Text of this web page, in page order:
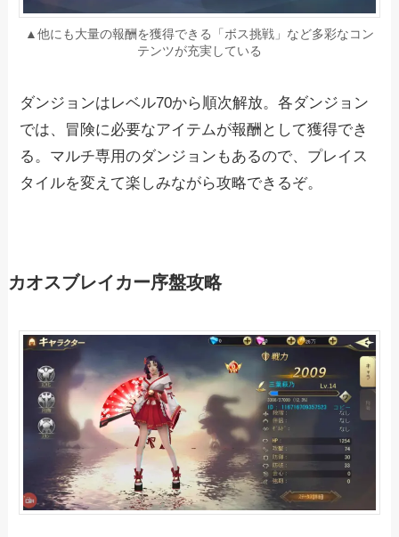
▲他にも大量の報酬を獲得できる「ボス挑戦」など多彩なコン
テンツが充実している
ダンジョンはレベル70から順次解放。各ダンジョン
では、冒険に必要なアイテムが報酬として獲得でき
る。マルチ専用のダンジョンもあるので、プレイス
タイルを変えて楽しみながら攻略できるぞ。
カオスブレイカー序盤攻略